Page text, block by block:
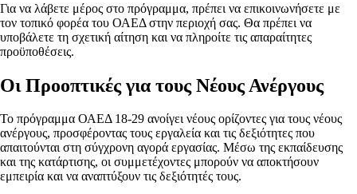
Για να λάβετε μέρος στο πρόγραμμα, πρέπει να επικοινωνήσετε με
τον τοπικό φορέα του ΟΑΕΔ στην περιοχή σας. Θα πρέπει να
υποβάλετε τη σχετική αίτηση και να πληροίτε τις απαραίτητες
προϋποθέσεις.
Οι Προοπτικές για τους Νέους Ανέργους
Το πρόγραμμα ΟΑΕΔ 18-29 ανοίγει νέους ορίζοντες για τους νέους
ανέργους, προσφέροντας τους εργαλεία και τις δεξιότητες που
απαιτούνται στη σύγχρονη αγορά εργασίας. Μέσω της εκπαίδευσης
και της κατάρτισης, οι συμμετέχοντες μπορούν να αποκτήσουν
εμπειρία και να αναπτύξουν τις δεξιότητές τους.